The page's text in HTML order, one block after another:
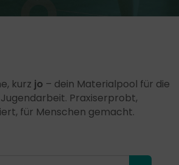
kurz jo – dein Materialpool für die
Praxiserprobt,
für Menschen gemacht.